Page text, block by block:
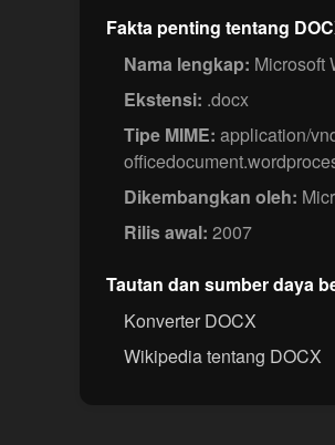
Fakta penting tentang
Nama lengkap: Microsoft
Ekstensi: .docx
Tipe MIME: application/
Dikembangkan oleh:
Rilis awal: 2007
Tautan dan sumber daya
Konverter DOCX
Wikipedia tentang DOCX